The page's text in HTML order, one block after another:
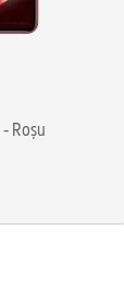
Roșu